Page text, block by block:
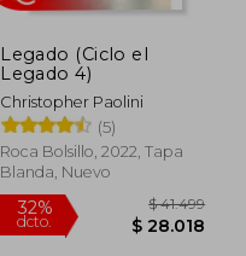
40%
dcto.
Legado (Ciclo el
Legado 4)
Christopher Paolini
(5)
Roca Bolsillo, 2022, Tapa
Blanda, Nuevo